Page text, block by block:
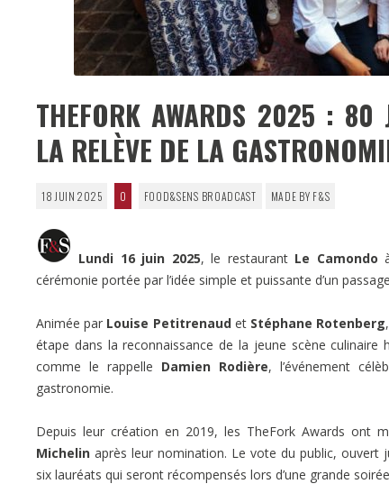
THEFORK AWARDS 2025 : 80
LA RELÈVE DE LA
18 JUIN 2025 0 FOOD&SENS BROADCAST MADE BY F&S
Lundi 16 juin 2025, le restaurant Le Camondo
cérémonie portée par l’idée simple et puissante d’un
Animée par Louise Petitrenaudet Stéphane Rotenberg
étape dans la reconnaissance de la jeune scène culinaire
comme le rappelle Damien Rodière, l’événement
gastronomie.
Depuis leur création en 2019, les TheFork Awards ont
Michelin après leur nomination. Le vote du public, ouvert
six lauréats qui seront récompensés lors d’une grande